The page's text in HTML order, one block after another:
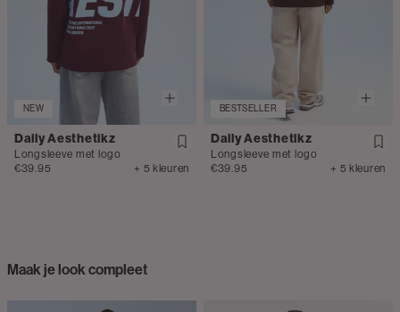
NEW
Daily Aesthetikz
Longsleeve met logo
€39.95
+ 5 kleuren
BESTSELLER
Daily Aesthetikz
Longsleeve met logo
€39.95
+ 5 kleuren
Maak je look compleet